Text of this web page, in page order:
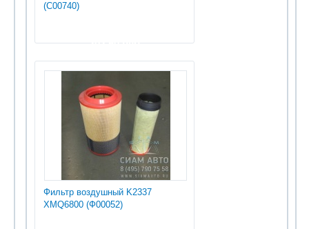
(С00740)
202.50 руб
Фильтр воздушный K2337
XMQ6800 (Ф00052)